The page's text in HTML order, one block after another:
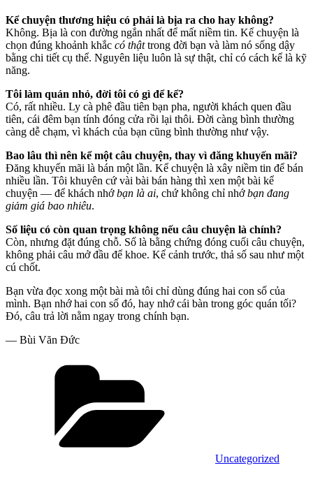
Kể chuyện thương hiệu có phải là bịa ra cho hay không?
Không. Bịa là con đường ngắn nhất để mất niềm tin. Kể chuyện là
chọn đúng khoảnh khắc có thậttrong đời bạn và làm nó sống dậy
bằng chi tiết cụ thể. Nguyên liệu luôn là sự thật, chỉ có cách kể là kỹ
năng.
Tôi làm quán nhỏ, đời tôi có gì để kể?
Có, rất nhiều. Ly cà phê đầu tiên bạn pha, người khách quen đầu
tiên, cái đêm bạn tính đóng cửa rồi lại thôi. Đời càng bình thường
càng dễ chạm, vì khách của bạn cũng bình thường như vậy.
Bao lâu thì nên kể một câu chuyện, thay vì đăng khuyến mãi?
Đăng khuyến mãi là bán một lần. Kể chuyện là xây niềm tin để bán
nhiều lần. Tôi khuyên cứ vài bài bán hàng thì xen một bài kể
chuyện — để khách nhớbạn là ai, chứ không chỉ nhớbạn đang
giảm giá bao nhiêu.
Số liệu có còn quan trọng không nếu câu chuyện là chính?
Còn, nhưng đặt đúng chỗ. Số là bằng chứng đóng cuối câu chuyện,
không phải câu mở đầu để khoe. Kể cảnh trước, thả số sau như một
cú chốt.
Bạn vừa đọc xong một bài mà tôi chỉ dùng đúng hai con số của
mình. Bạn nhớ hai con số đó, hay nhớ cái bàn trong góc quán tối?
Đó, câu trả lời nằm ngay trong chính bạn.
— Bùi Văn Đức
Uncategorized